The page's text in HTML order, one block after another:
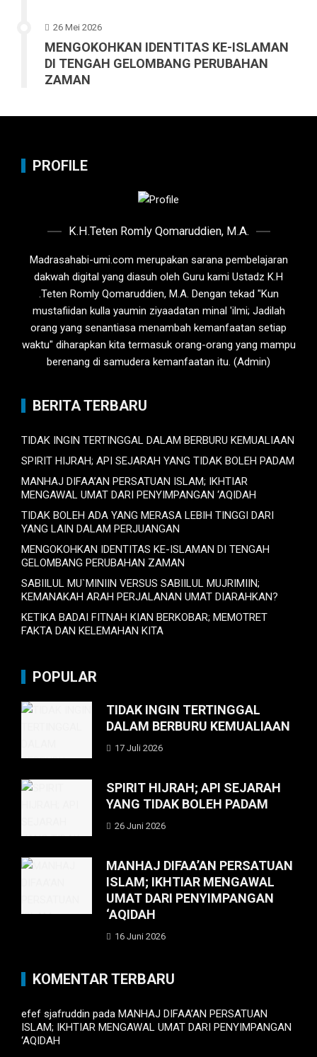
26 Mei 2026
MENGOKOHKAN IDENTITAS KE-ISLAMAN
DI TENGAH GELOMBANG PERUBAHAN
ZAMAN
PROFILE
K.H.Teten Romly Qomaruddien, M.A.
Madrasahabi-umi.com merupakan sarana pembelajaran
dakwah digital yang diasuh oleh Guru kami Ustadz K.H
.Teten Romly Qomaruddien, M.A. Dengan tekad "Kun
mustafiidan kulla yaumin ziyaadatan minal 'ilmi; Jadilah
orang yang senantiasa menambah kemanfaatan setiap
waktu" diharapkan kita termasuk orang-orang yang mampu
berenang di samudera kemanfaatan itu. (Admin)
BERITA TERBARU
TIDAK INGIN TERTINGGAL DALAM BERBURU KEMUALIAAN
SPIRIT HIJRAH; API SEJARAH YANG TIDAK BOLEH PADAM
MANHAJ DIFAA’AN PERSATUAN ISLAM; IKHTIAR
MENGAWAL UMAT DARI PENYIMPANGAN ‘AQIDAH
TIDAK BOLEH ADA YANG MERASA LEBIH TINGGI DARI
YANG LAIN DALAM PERJUANGAN
MENGOKOHKAN IDENTITAS KE-ISLAMAN DI TENGAH
GELOMBANG PERUBAHAN ZAMAN
SABIILUL MU`MINIIN VERSUS SABIILUL MUJRIMIIN;
KEMANAKAH ARAH PERJALANAN UMAT DIARAHKAN?
KETIKA BADAI FITNAH KIAN BERKOBAR; MEMOTRET
FAKTA DAN KELEMAHAN KITA
POPULAR
TIDAK INGIN TERTINGGAL
DALAM BERBURU KEMUALIAAN
17 Juli 2026
SPIRIT HIJRAH; API SEJARAH
YANG TIDAK BOLEH PADAM
26 Juni 2026
MANHAJ DIFAA’AN PERSATUAN
ISLAM; IKHTIAR MENGAWAL
UMAT DARI PENYIMPANGAN
‘AQIDAH
16 Juni 2026
KOMENTAR TERBARU
efef sjafruddin pada MANHAJ DIFAA’AN PERSATUAN
ISLAM; IKHTIAR MENGAWAL UMAT DARI PENYIMPANGAN
‘AQIDAH